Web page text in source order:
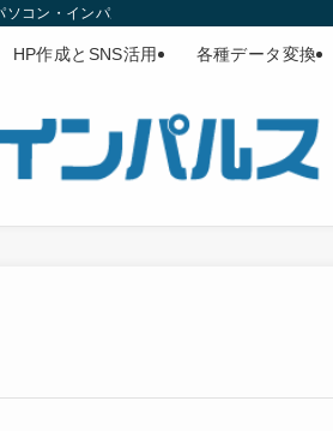
コン・インパルス
HP作成とSNS活用 各種データ変換